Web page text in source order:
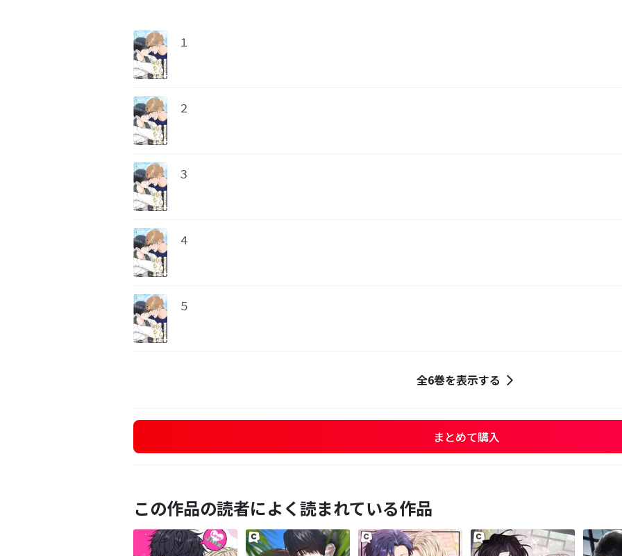
１
２
３
４
５
全6巻を表示する
まとめて購入
この作品の読者によく読まれている作品